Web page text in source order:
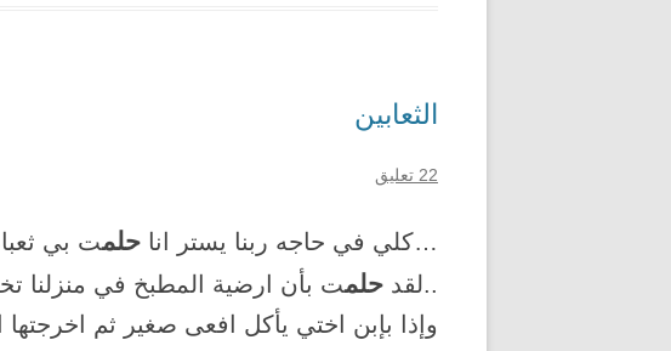
الثعابين
22 تعليق
…كلي في حاجه ربنا يستر انا حلمت بي
..لقد حلمت بأن ارضية المطبخ في منزلنا
وإذا بإبن اختي يأكل افعى صغير ثم